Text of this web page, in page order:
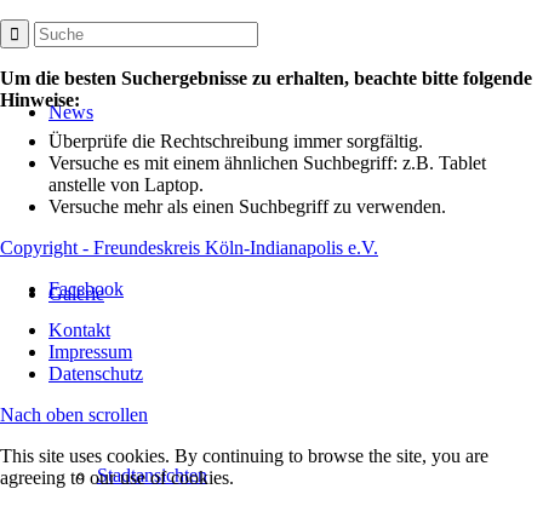
News
Galerie
Stadtansichten
Um die besten Suchergebnisse zu erhalten, beachte bitte folgende
Hinweise:
Überprüfe die Rechtschreibung immer sorgfältig.
Versuche es mit einem ähnlichen Suchbegriff: z.B. Tablet
anstelle von Laptop.
Versuche mehr als einen Suchbegriff zu verwenden.
Copyright - Freundeskreis Köln-Indianapolis e.V.
Facebook
Kontakt
Impressum
Datenschutz
Nach oben scrollen
This site uses cookies. By continuing to browse the site, you are
agreeing to our use of cookies.